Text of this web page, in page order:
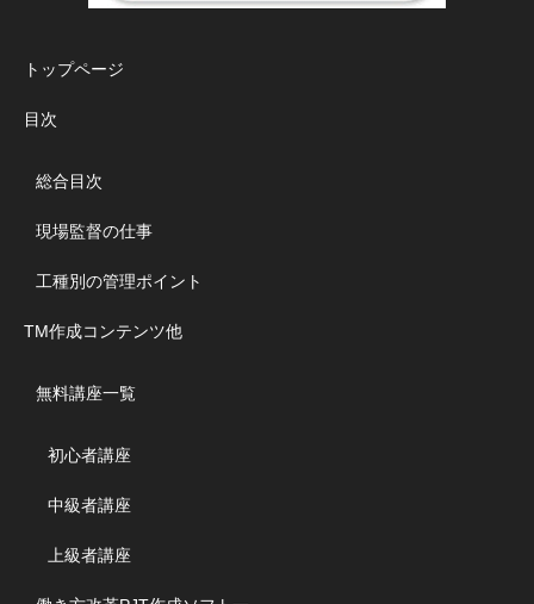
トップページ
目次
総合目次
現場監督の仕事
工種別の管理ポイント
TM作成コンテンツ他
無料講座一覧
初心者講座
中級者講座
上級者講座